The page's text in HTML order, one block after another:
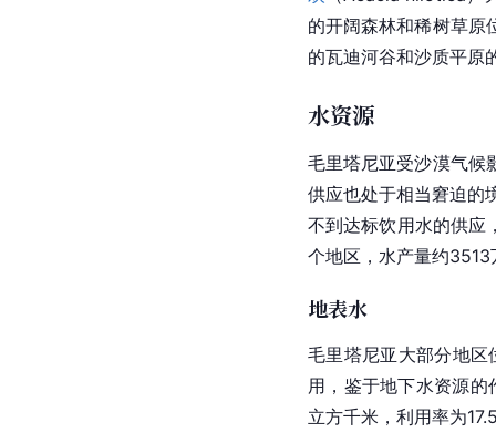
的开阔森林和稀树草原
的瓦迪河谷和沙质平原
水资源
毛里塔尼亚受沙漠气候
供应也处于相当窘迫的
不到达标饮用水的供应
个地区，水产量约
地表水
毛里塔尼亚大部分地区
用，鉴于地下水资源的
立方千米，利用率为